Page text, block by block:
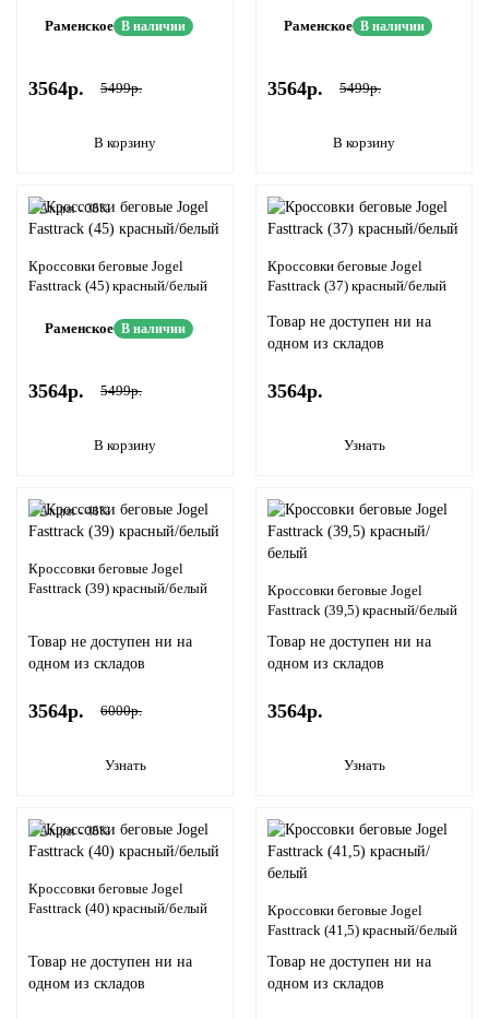
Раменское В наличии
3564р. 5499р.
В корзину
Раменское В наличии
3564р. 5499р.
В корзину
Акция - 35%
Кроссовки беговые Jogel
Fasttrack (45) красный/белый
Раменское В наличии
3564р. 5499р.
В корзину
Кроссовки беговые Jogel
Fasttrack (37) красный/белый
Товар не доступен ни на
одном из складов
3564р.
Узнать
Акция - 41%
Кроссовки беговые Jogel
Fasttrack (39) красный/белый
Товар не доступен ни на
одном из складов
3564р. 6000р.
Узнать
Кроссовки беговые Jogel
Fasttrack (39,5) красный/белый
Товар не доступен ни на
одном из складов
3564р.
Узнать
Акция - 35%
Кроссовки беговые Jogel
Fasttrack (40) красный/белый
Товар не доступен ни на
одном из складов
Кроссовки беговые Jogel
Fasttrack (41,5) красный/белый
Товар не доступен ни на
одном из складов